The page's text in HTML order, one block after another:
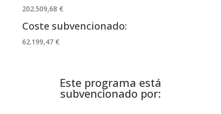
202.509,68 €
Coste subvencionado:
62.199,47 €
Este programa está
subvencionado por: